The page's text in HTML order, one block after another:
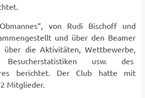
von Rudi Bischoff und
und über den Beamer
über die Aktivitäten, Wettbewerbe,
Besucherstatistiken usw. des
berichtet. Der Club hatte mit
Mitglieder.